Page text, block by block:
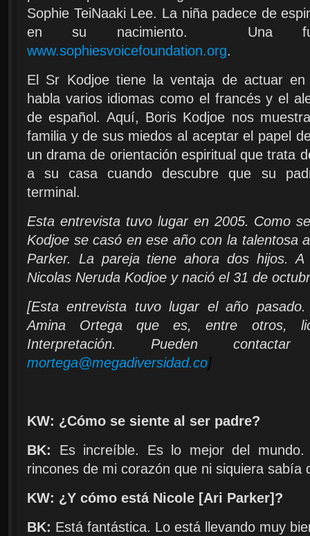
Sophie TeiNaaki Lee. La niña padece de
en su nacimiento. Una
www.sophiesvoicefoundation.org.
El Sr Kodjoe tiene la ventaja de actuar en
habla varios idiomas como el francés y el
de español. Aquí, Boris Kodjoe nos
familia y de sus miedos al aceptar el papel
un drama de orientación espiritual que trata
a su casa cuando descubre que su
terminal.
Esta entrevista tuvo lugar en 2005. Como
Kodjoe se casó en ese año con la talentosa
Parker. La pareja tiene ahora dos hijos.
Nicolas Neruda Kodjoe y nació el 31 de
[Esta entrevista tuvo lugar el año
Amina Ortega que es, entre otros,
Interpretación. Pueden
mortega@megadiversidad.co]
KW: ¿Cómo se siente al ser padre?
BK: Es increíble. Es lo mejor del
rincones de mi corazón que ni siquiera sabía
KW: ¿Y cómo está Nicole [Ari Parker]?
BK: Está fantástica. Lo está llevando muy